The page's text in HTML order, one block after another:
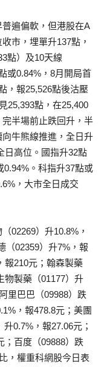
遍偏軟，但港股在A
市，埋單升137點，
點）及10天線
或0.84%，8月開局首
，報25,526點後沽壓
25,393點，在25,400
半場前止跌回升，半
牛熊線推進，全日升
日高位。國指升32點
0.94%。科指升37點或
，大市全日成交
02269）升10.8%，
（02359）升7%，報
報210元；翰森製藥
物製藥（01177）升
里巴巴（09988）跌
，報478.8元；美團
升0.7%，報27.06元；
；百度（09888）跌
，權重科網股今日表